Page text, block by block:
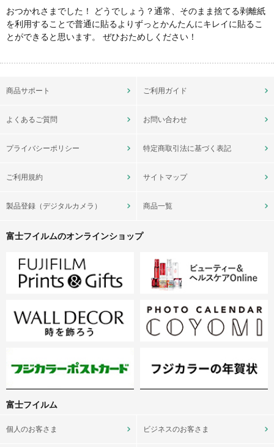
おつかれさまでした！ どうでしょう？通常、そのまま捨てる剥離紙
を利用することで普通に貼るよりずっとかんたんにキレイに貼るこ
とができると思います。 ぜひおためしください！
商品サポート ご利用ガイド
よくあるご質問 お問い合わせ
プライバシーポリシー 特定商取引法に基づく表記
ご利用規約 サイトマップ
製品登録（デジタルカメラ） 商品一覧
富士フイルムのオンラインショップ
富士フイルム
個人のお客さま ビジネスのお客さま